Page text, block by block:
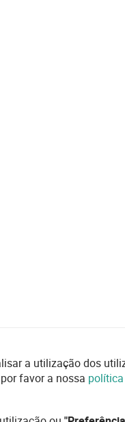
a utilização dos
favor a nossa